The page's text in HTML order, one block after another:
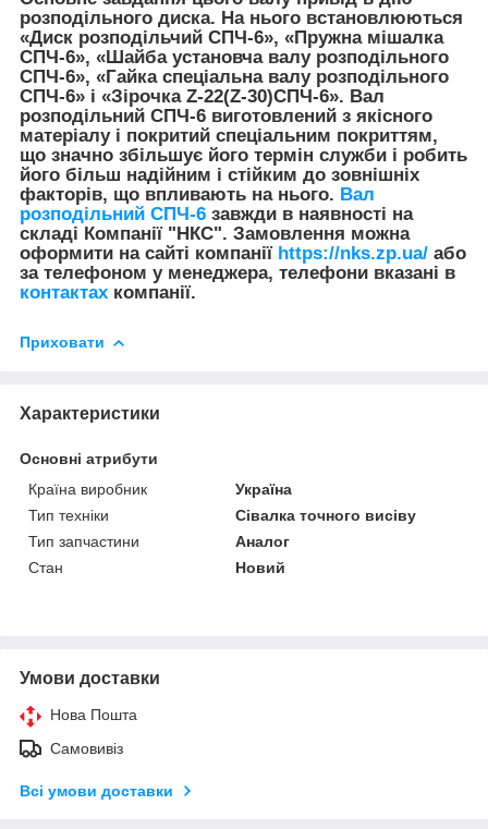
розподільного диска. На нього встановлюються
«Диск розподільчий СПЧ-6», «Пружна мішалка
СПЧ-6», «Шайба установча валу розподільного
СПЧ-6», «Гайка спеціальна валу розподільного
СПЧ-6» і «Зірочка Z-22(Z-30)СПЧ-6». Вал
розподільний СПЧ-6 виготовлений з якісного
матеріалу і покритий спеціальним покриттям,
що значно збільшує його термін служби і робить
його більш надійним і стійким до зовнішніх
факторів, що впливають на нього. Вал
розподільний СПЧ-6 завжди в наявності на
складі Компанії "НКС". Замовлення можна
оформити на сайті компанії https://nks.zp.ua/ або
за телефоном у менеджера, телефони вказані в
контактах компанії.
Приховати
Характеристики
Основні атрибути
Країна виробник
Україна
Тип техніки
Сівалка точного висіву
Тип запчастини
Аналог
Стан
Новий
Умови доставки
Нова Пошта
Самовивіз
Всі умови доставки